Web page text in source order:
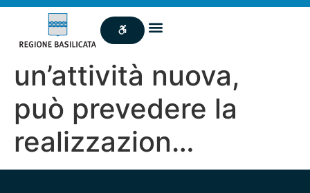
un’attività nuova,
può prevedere la
realizzazion…